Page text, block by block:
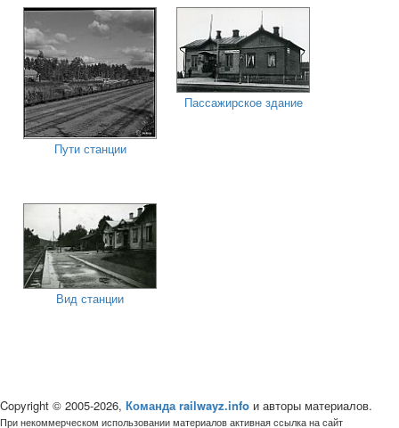
Пути станции
Пассажирское здание
Вид станции
Copyright © 2005-2026, Команда railwayz.info и авторы материалов.
При некоммерческом использовании материалов активная ссылка на сайт